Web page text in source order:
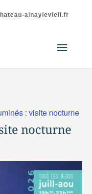
ainaylevieil.fr
: visite nocturne
nocturne